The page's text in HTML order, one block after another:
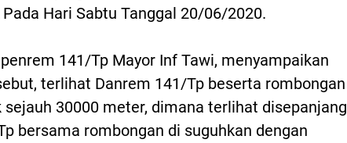
Hari Sabtu Tanggal 20/06/2020.
141/Tp Mayor Inf Tawi, menyampaikan
terlihat Danrem 141/Tp beserta rombongan
30000 meter, dimana terlihat disepanjang
bersama rombongan di suguhkan dengan